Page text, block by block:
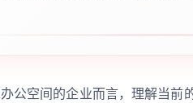
公空间的企业而言，理解当前